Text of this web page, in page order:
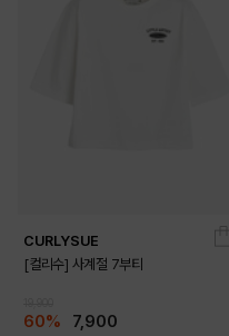
CURLYSUE
[컬리수] 사계절 7부티
60% 7,900